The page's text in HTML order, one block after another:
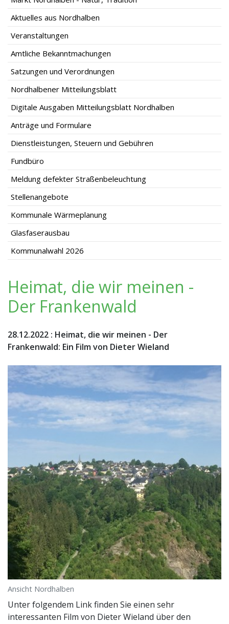
Aktuelles aus Nordhalben
Veranstaltungen
Amtliche Bekanntmachungen
Satzungen und Verordnungen
Nordhalbener Mitteilungsblatt
Digitale Ausgaben Mitteilungsblatt Nordhalben
Anträge und Formulare
Dienstleistungen, Steuern und Gebühren
Fundbüro
Meldung defekter Straßenbeleuchtung
Stellenangebote
Kommunale Wärmeplanung
Glasfaserausbau
Kommunalwahl 2026
Heimat, die wir meinen -
Der Frankenwald
28.12.2022 : Heimat, die wir meinen - Der
Frankenwald: Ein Film von Dieter Wieland
Ansicht Nordhalben
Unter folgendem Link finden Sie einen sehr
interessanten Film von Dieter Wieland über den